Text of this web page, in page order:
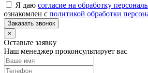
Я даю согласие на обработку
ознакомлен с политикой обработки
Заказать звонок
×
Оставьте заявку
Наш менеджер проконсультирует вас